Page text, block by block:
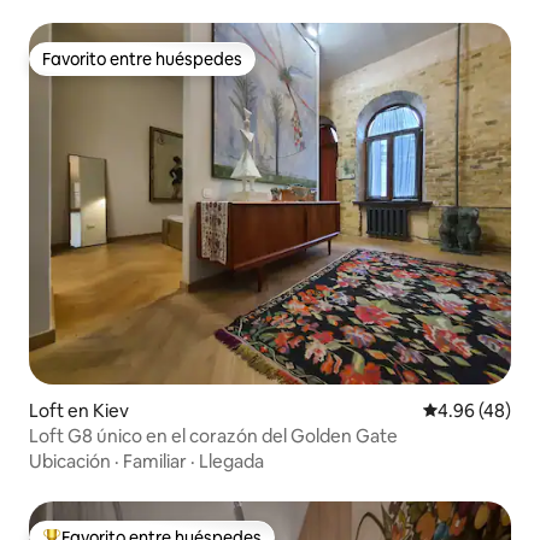
Favorito entre huéspedes
Favorito entre huéspedes
Loft en Kiev Calificación
4.96 (48)
Loft G8 único en el corazón del Golden Gate
Ubicación · Familiar · Llegada